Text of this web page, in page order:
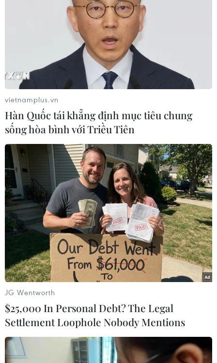
#Quan hệ Nga – Ukraine
#Tình hình Ukraine và đối thoại Nga
Theo dõi VietnamPlus
CĂNG THẲNG NGA-UKRAINE
Nga thông báo tấn công căn cứ ngầm
của Ukraine
NATO ưu tiên đẩy nhanh chuyển giao hệ thống
phòng không cho Ukraine
Liên hợp quốc: Xung đột Ukraine trải qua tháng
đẫm máu nhất
Tổng thống Nga thay đổi vị trí các chỉ
huy tại mặt trận Ukraine
Nga và Ukraine tiếp tục tấn công qua
lại, thương vong không ngừng gia tăng
vietnamplus.vn
Hàn Quốc tái khẳng định mục tiêu chung
sống hòa bình với Triều Tiên
JG Wentworth
$25,000 In Personal Debt? The Legal
Settlement Loophole Nobody Mentions